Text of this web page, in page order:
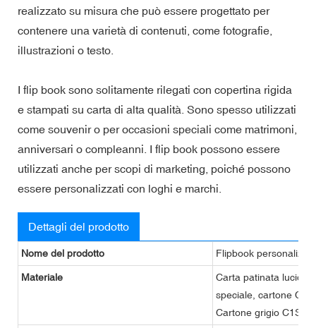
realizzato su misura che può essere progettato per
contenere una varietà di contenuti, come fotografie,
illustrazioni o testo.
I flip book sono solitamente rilegati con copertina rigida
e stampati su carta di alta qualità. Sono spesso utilizzati
come souvenir o per occasioni speciali come matrimoni,
anniversari o compleanni. I flip book possono essere
utilizzati anche per scopi di marketing, poiché possono
essere personalizzati con loghi e marchi.
Dettagli del prodotto
Nome del prodotto Flipbook
Materiale
Carta patinata lucida/
speciale, cartone C1S
Cartone grigio C1S,